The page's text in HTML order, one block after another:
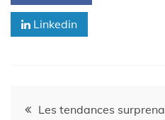
Linkedin
Les tendances